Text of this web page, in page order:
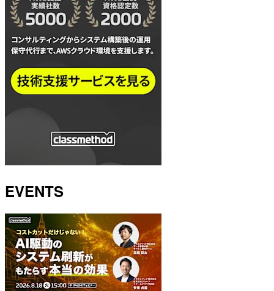
EVENTS